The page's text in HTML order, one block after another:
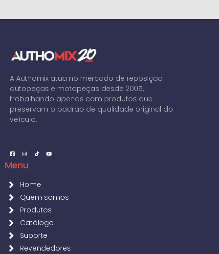
A Authomix atua no mercado de reposição
autopeças e motopeças desde 2005,
trabalhando apenas com produtos que
preservam o padrão de qualidade original do
veículo.
Menu
Home
Quem somos
Produtos
Catálogo
Suporte
Revendedores